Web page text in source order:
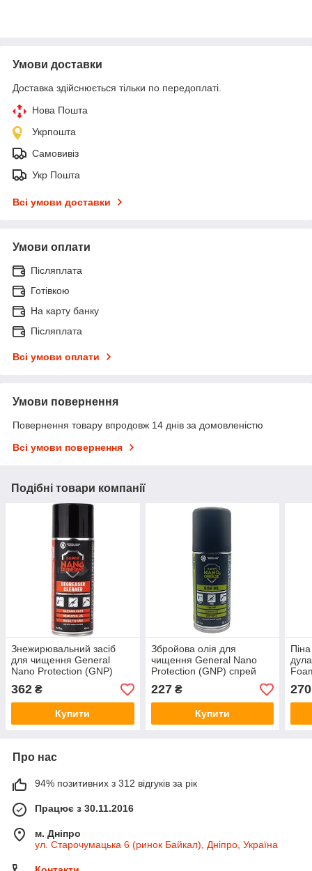
Умови доставки
Доставка здійснюється тільки по передоплаті.
Нова Пошта
Укрпошта
Самовивіз
Укр Пошта
Всі умови доставки
Умови оплати
Післяплата
Готівкою
На карту банку
Післяплата
Всі умови оплати
Умови повернення
Повернення товару впродовж 14 днів за домовленістю
Всі умови повернення
Подібні товари компанії
Знежирювальний засіб
для чищення General
Nano Protection (GNP)
Degreaser Cleaner 400 мл.
362 ₴
Купити
Збройова олія для
чищення General Nano
Protection (GNP) спрей
(100 мл)
227₴
Купити
270
Про нас
94% позитивних з 312 відгуків за рік
Працює з 30.11.2016
м. Дніпро
ул. Старочумацька 6 (ринок Байкал), Дніпро, Україна